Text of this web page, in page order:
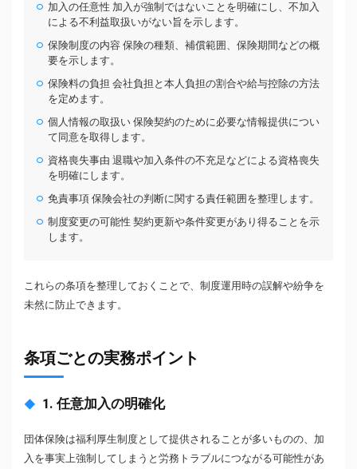
加入の任意性 加入が強制ではないことを明確にし、不加入
による不利益取扱いがない旨を示します。
保険制度の内容 保険の種類、補償範囲、保険期間などの概
要を示します。
保険料の負担 会社負担と本人負担の割合や給与控除の方法
を定めます。
個人情報の取扱い 保険契約のために必要な情報提供につい
て同意を取得します。
資格喪失事由 退職や加入条件の不充足などによる資格喪失
を明確にします。
免責事項 保険会社の判断に関する責任範囲を整理します。
制度変更の可能性 契約更新や条件変更があり得ることを示
します。
これらの条項を整理しておくことで、制度運用時の誤解や紛争を
未然に防止できます。
条項ごとの実務ポイント
1. 任意加入の明確化
団体保険は福利厚生制度として提供されることが多いものの、加
入を事実上強制してしまうと労務トラブルにつながる可能性があ